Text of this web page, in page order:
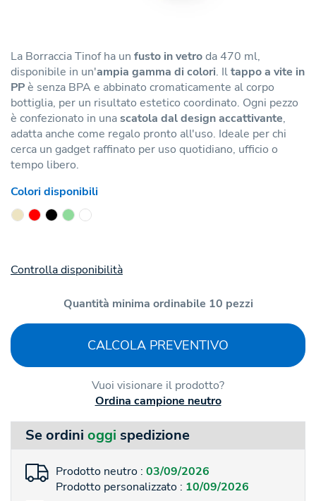
La Borraccia Tinof ha un fusto in vetroda 470 ml,
disponibile in un'ampia gamma di colori. Iltappo a vite in
PPè senza BPA e abbinato cromaticamente al corpo
bottiglia, per un risultato estetico coordinato. Ogni pezzo
è confezionato in unascatola dal design accattivante,
adatta anche come regalo pronto all'uso. Ideale per chi
cerca un gadget raffinato per uso quotidiano, ufficio o
tempo libero.
Colori disponibili
Controlla disponibilità
Quantità minima ordinabile 10 pezzi
CALCOLA PREVENTIVO
Vuoi visionare il prodotto?
Ordina campione neutro
Se ordini oggi spedizione
Prodotto neutro : 03/09/2026
Prodotto personalizzato : 10/09/2026